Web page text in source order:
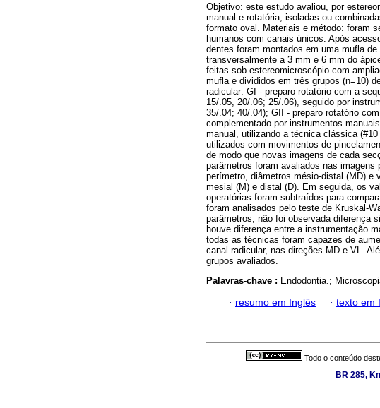
Objetivo: este estudo avaliou, por
manual e rotatória, isoladas ou
formato oval. Materiais e método: foram
humanos com canais únicos. Após
dentes foram montados em uma mufla
transversalmente a 3 mm e 6 mm do
feitas sob estereomicroscópio com
mufla e divididos em três grupos (n=10)
radicular: GI - preparo rotatório com a
15/.05, 20/.06; 25/.06), seguido por
35/.04; 40/.04); GII - preparo rotatório
complementado por instrumentos
manual, utilizando a técnica clássica
utilizados com movimentos de
de modo que novas imagens de cada
parâmetros foram avaliados nas imagens
perímetro, diâmetros mésio-distal (MD) e
mesial (M) e distal (D). Em seguida, os
operatórias foram subtraídos para
foram analisados pelo teste de Kruskal-
parâmetros, não foi observada diferença
houve diferença entre a instrumentação
todas as técnicas foram capazes de
canal radicular, nas direções MD e VL.
grupos avaliados.
Palavras-chave : Endodontia.;
· resumo em Inglês · texto em
Todo o conteúdo
BR 285,